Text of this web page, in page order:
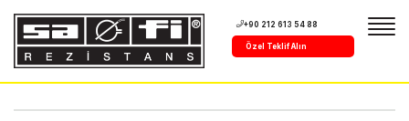
+90 212 613 54 88
Özel Teklif Alın